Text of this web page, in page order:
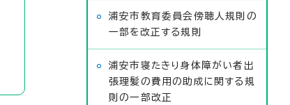
浦安市教育委員会傍聴人規則の
一部を改正する規則
浦安市寝たきり身体障がい者出
張理髪の費用の助成に関する規
則の一部改正